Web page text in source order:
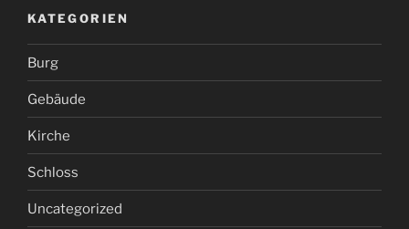
KATEGORIEN
Burg
Gebäude
Kirche
Schloss
Uncategorized